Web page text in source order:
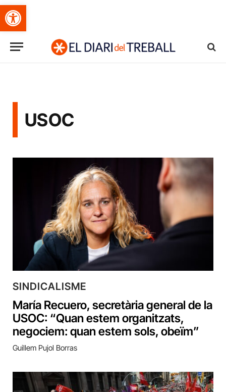
Obre la barra d'eines
USOC
SINDICALISME
María Recuero, secretària general de la
USOC: “Quan estem organitzats,
negociem: quan estem sols, obeïm”
Guillem Pujol Borras